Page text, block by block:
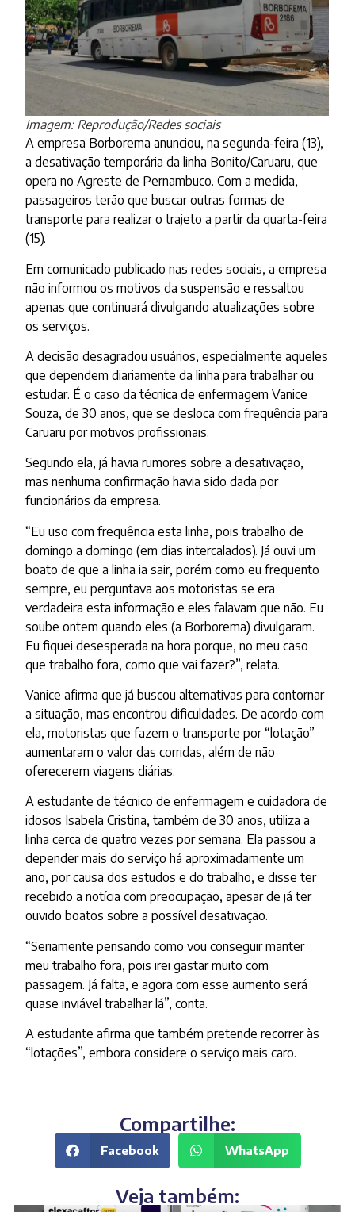
Imagem: Reprodução/Redes sociais
A empresa Borborema anunciou, na segunda-feira (13),
a desativação temporária da linha Bonito/Caruaru, que
opera no Agreste de Pernambuco. Com a medida,
passageiros terão que buscar outras formas de
transporte para realizar o trajeto a partir da quarta-feira
(15).
Em comunicado publicado nas redes sociais, a empresa
não informou os motivos da suspensão e ressaltou
apenas que continuará divulgando atualizações sobre
os serviços.
A decisão desagradou usuários, especialmente aqueles
que dependem diariamente da linha para trabalhar ou
estudar. É o caso da técnica de enfermagem Vanice
Souza, de 30 anos, que se desloca com frequência para
Caruaru por motivos profissionais.
Segundo ela, já havia rumores sobre a desativação,
mas nenhuma confirmação havia sido dada por
funcionários da empresa.
“Eu uso com frequência esta linha, pois trabalho de
domingo a domingo (em dias intercalados). Já ouvi um
boato de que a linha ia sair, porém como eu frequento
sempre, eu perguntava aos motoristas se era
verdadeira esta informação e eles falavam que não. Eu
soube ontem quando eles (a Borborema) divulgaram.
Eu fiquei desesperada na hora porque, no meu caso
que trabalho fora, como que vai fazer?”, relata.
Vanice afirma que já buscou alternativas para contornar
a situação, mas encontrou dificuldades. De acordo com
ela, motoristas que fazem o transporte por “lotação”
aumentaram o valor das corridas, além de não
oferecerem viagens diárias.
A estudante de técnico de enfermagem e cuidadora de
idosos Isabela Cristina, também de 30 anos, utiliza a
linha cerca de quatro vezes por semana. Ela passou a
depender mais do serviço há aproximadamente um
ano, por causa dos estudos e do trabalho, e disse ter
recebido a notícia com preocupação, apesar de já ter
ouvido boatos sobre a possível desativação.
“Seriamente pensando como vou conseguir manter
meu trabalho fora, pois irei gastar muito com
passagem. Já falta, e agora com esse aumento será
quase inviável trabalhar lá”, conta.
A estudante afirma que também pretende recorrer às
“lotações”, embora considere o serviço mais caro.
Compartilhe:
Facebook WhatsApp
Veja também: